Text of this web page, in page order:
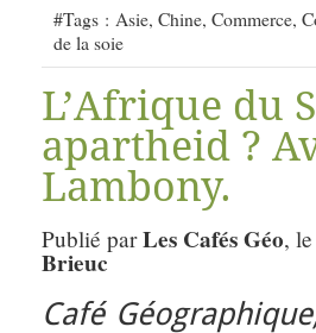
#Tags : Asie, Chine, Commerce,
de la soie
L’Afrique du
apartheid ?
Lambony.
Publié parLes Cafés Géo,
Brieuc
Café